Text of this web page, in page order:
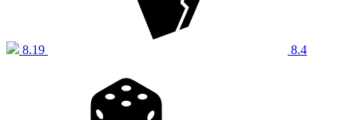
8.19 8.4